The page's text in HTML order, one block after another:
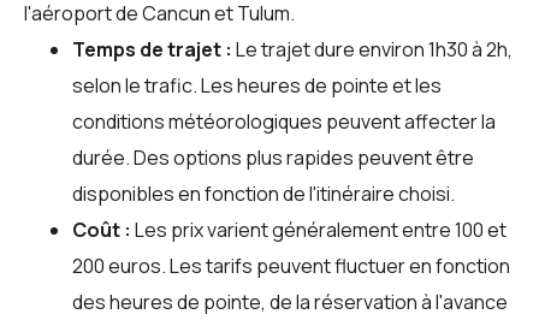
l'aéroport de Cancun et Tulum.
Temps de trajet : Le trajet dure environ 1h30 à 2h,
selon le trafic. Les heures de pointe et les
conditions météorologiques peuvent affecter la
durée. Des options plus rapides peuvent être
disponibles en fonction de l'itinéraire choisi.
Coût : Les prix varient généralement entre 100 et
200 euros. Les tarifs peuvent fluctuer en fonction
des heures de pointe, de la réservation à l'avance